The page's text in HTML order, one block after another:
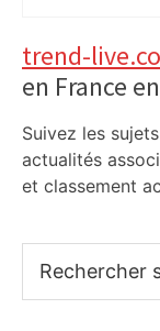
Primary
Sidebar
trend-
en France
Suivez les
actualités
et classement
sur